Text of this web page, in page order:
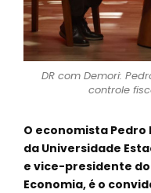
DR com Demori:
controle
O economista Pedro
da Universidade
e vice-presidente
Economia, é o